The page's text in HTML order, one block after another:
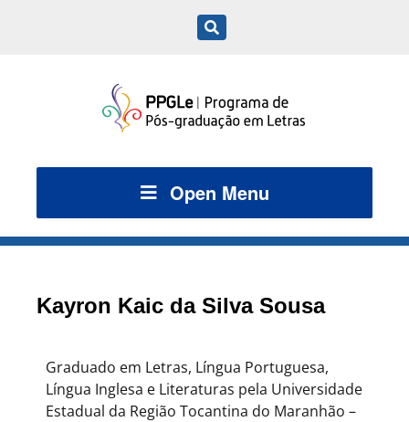
Open Menu
Kayron Kaic da Silva Sousa
Graduado em Letras, Língua Portuguesa,
Língua Inglesa e Literaturas pela Universidade
Estadual da Região Tocantina do Maranhão –